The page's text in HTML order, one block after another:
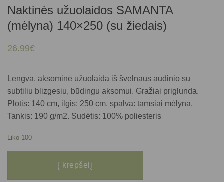
Naktinės užuolaidos SAMANTA
(mėlyna) 140×250 (su žiedais)
26.99€
Lengva, aksominė užuolaida iš švelnaus audinio su
subtiliu blizgesiu, būdingu aksomui. Gražiai priglunda.
Plotis: 140 cm, ilgis: 250 cm, spalva: tamsiai mėlyna.
Tankis: 190 g/m2. Sudėtis: 100% poliesteris
Liko 100
Į krepšelį